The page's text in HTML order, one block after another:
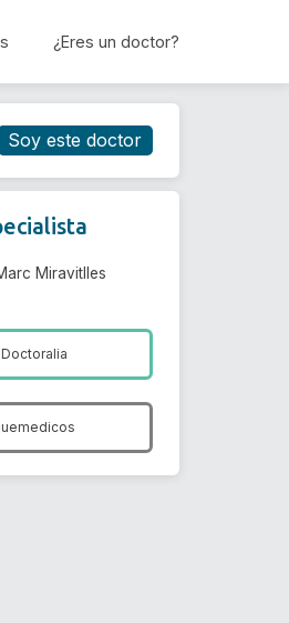
¿Eres un doctor?
Reservar cita
Soy este doctor
Miravitlles
Doctoralia